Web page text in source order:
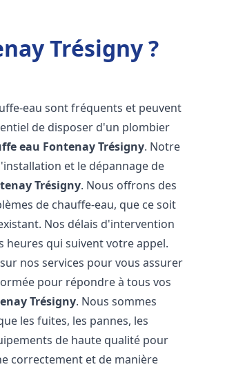
Trésigny ?
eau sont fréquents et peuvent
de disposer d'un plombier
eau Fontenay Trésigny. Notre
et le dépannage de
Trésigny. Nous offrons des
de chauffe-eau, que ce soit
Nos délais d'intervention
heures qui suivent votre appel.
nos services pour vous assurer
pour répondre à tous vos
Trésigny. Nous sommes
les fuites, les pannes, les
de haute qualité pour
correctement et de manière